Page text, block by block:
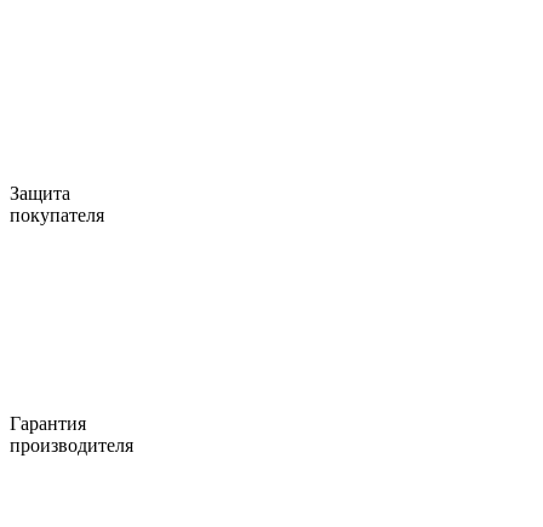
Защита
покупателя
Гарантия
производителя